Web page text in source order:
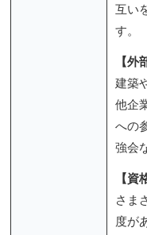
互い
す。
【外
建築
他企
への
強会
【資
さま
度が